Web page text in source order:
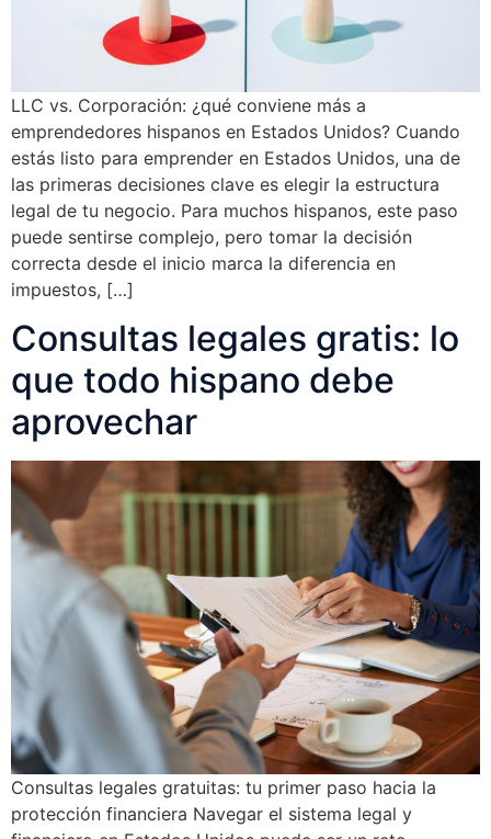
LLC vs. Corporación: ¿qué conviene más a
emprendedores hispanos en Estados Unidos? Cuando
estás listo para emprender en Estados Unidos, una de
las primeras decisiones clave es elegir la estructura
legal de tu negocio. Para muchos hispanos, este paso
puede sentirse complejo, pero tomar la decisión
correcta desde el inicio marca la diferencia en
impuestos, […]
Consultas legales gratis: lo
que todo hispano debe
aprovechar
Consultas legales gratuitas: tu primer paso hacia la
protección financiera Navegar el sistema legal y